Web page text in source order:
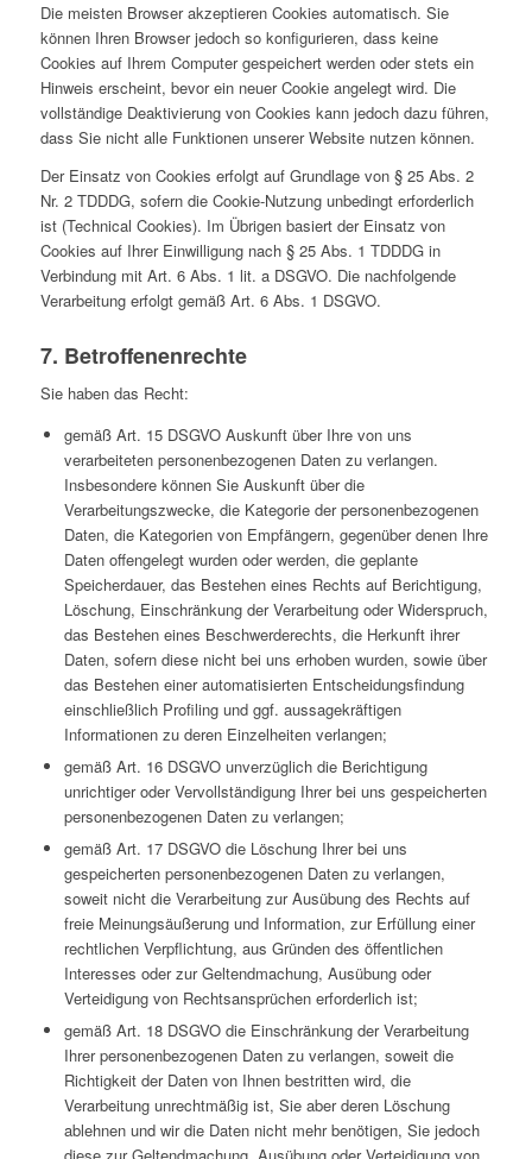
Die meisten Browser akzeptieren Cookies automatisch. Sie
können Ihren Browser jedoch so konfigurieren, dass keine
Cookies auf Ihrem Computer gespeichert werden oder stets ein
Hinweis erscheint, bevor ein neuer Cookie angelegt wird. Die
vollständige Deaktivierung von Cookies kann jedoch dazu führen,
dass Sie nicht alle Funktionen unserer Website nutzen können.
Der Einsatz von Cookies erfolgt auf Grundlage von § 25 Abs. 2
Nr. 2 TDDDG, sofern die Cookie-Nutzung unbedingt erforderlich
ist (Technical Cookies). Im Übrigen basiert der Einsatz von
Cookies auf Ihrer Einwilligung nach § 25 Abs. 1 TDDDG in
Verbindung mit Art. 6 Abs. 1 lit. a DSGVO. Die nachfolgende
Verarbeitung erfolgt gemäß Art. 6 Abs. 1 DSGVO.
7. Betroffenenrechte
Sie haben das Recht:
gemäß Art. 15 DSGVO Auskunft über Ihre von uns
verarbeiteten personenbezogenen Daten zu verlangen.
Insbesondere können Sie Auskunft über die
Verarbeitungszwecke, die Kategorie der personenbezogenen
Daten, die Kategorien von Empfängern, gegenüber denen Ihre
Daten offengelegt wurden oder werden, die geplante
Speicherdauer, das Bestehen eines Rechts auf Berichtigung,
Löschung, Einschränkung der Verarbeitung oder Widerspruch,
das Bestehen eines Beschwerderechts, die Herkunft ihrer
Daten, sofern diese nicht bei uns erhoben wurden, sowie über
das Bestehen einer automatisierten Entscheidungsfindung
einschließlich Profiling und ggf. aussagekräftigen
Informationen zu deren Einzelheiten verlangen;
gemäß Art. 16 DSGVO unverzüglich die Berichtigung
unrichtiger oder Vervollständigung Ihrer bei uns gespeicherten
personenbezogenen Daten zu verlangen;
gemäß Art. 17 DSGVO die Löschung Ihrer bei uns
gespeicherten personenbezogenen Daten zu verlangen,
soweit nicht die Verarbeitung zur Ausübung des Rechts auf
freie Meinungsäußerung und Information, zur Erfüllung einer
rechtlichen Verpflichtung, aus Gründen des öffentlichen
Interesses oder zur Geltendmachung, Ausübung oder
Verteidigung von Rechtsansprüchen erforderlich ist;
gemäß Art. 18 DSGVO die Einschränkung der Verarbeitung
Ihrer personenbezogenen Daten zu verlangen, soweit die
Richtigkeit der Daten von Ihnen bestritten wird, die
Verarbeitung unrechtmäßig ist, Sie aber deren Löschung
ablehnen und wir die Daten nicht mehr benötigen, Sie jedoch